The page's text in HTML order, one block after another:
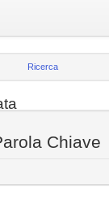
Ricerca
Chiave